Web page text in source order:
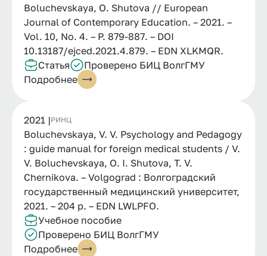
Boluchevskaya, O. Shutova // European
Journal of Contemporary Education. – 2021. –
Vol. 10, No. 4. – P. 879-887. – DOI
10.13187/ejced.2021.4.879. – EDN XLKMQR.
Статья
Проверено БИЦ ВолгГМУ
Подробнее
2021 |РИНЦ
Boluchevskaya, V. V. Psychology and Pedagogy
: guide manual for foreign medical students / V.
V. Boluchevskaya, O. I. Shutova, T. V.
Chernikova. – Volgograd : Волгоградский
государственный медицинский университет,
2021. – 204 p. – EDN LWLPFO.
Учебное пособие
Проверено БИЦ ВолгГМУ
Подробнее